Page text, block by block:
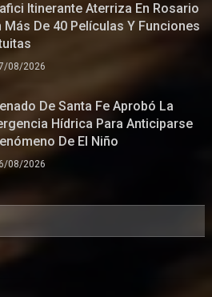
Itinerante Aterriza En Rosario
Más De 40 Películas Y Funciones
08/2026
De Santa Fe Aprobó La
Hídrica Para Anticiparse
De El Niño
08/2026